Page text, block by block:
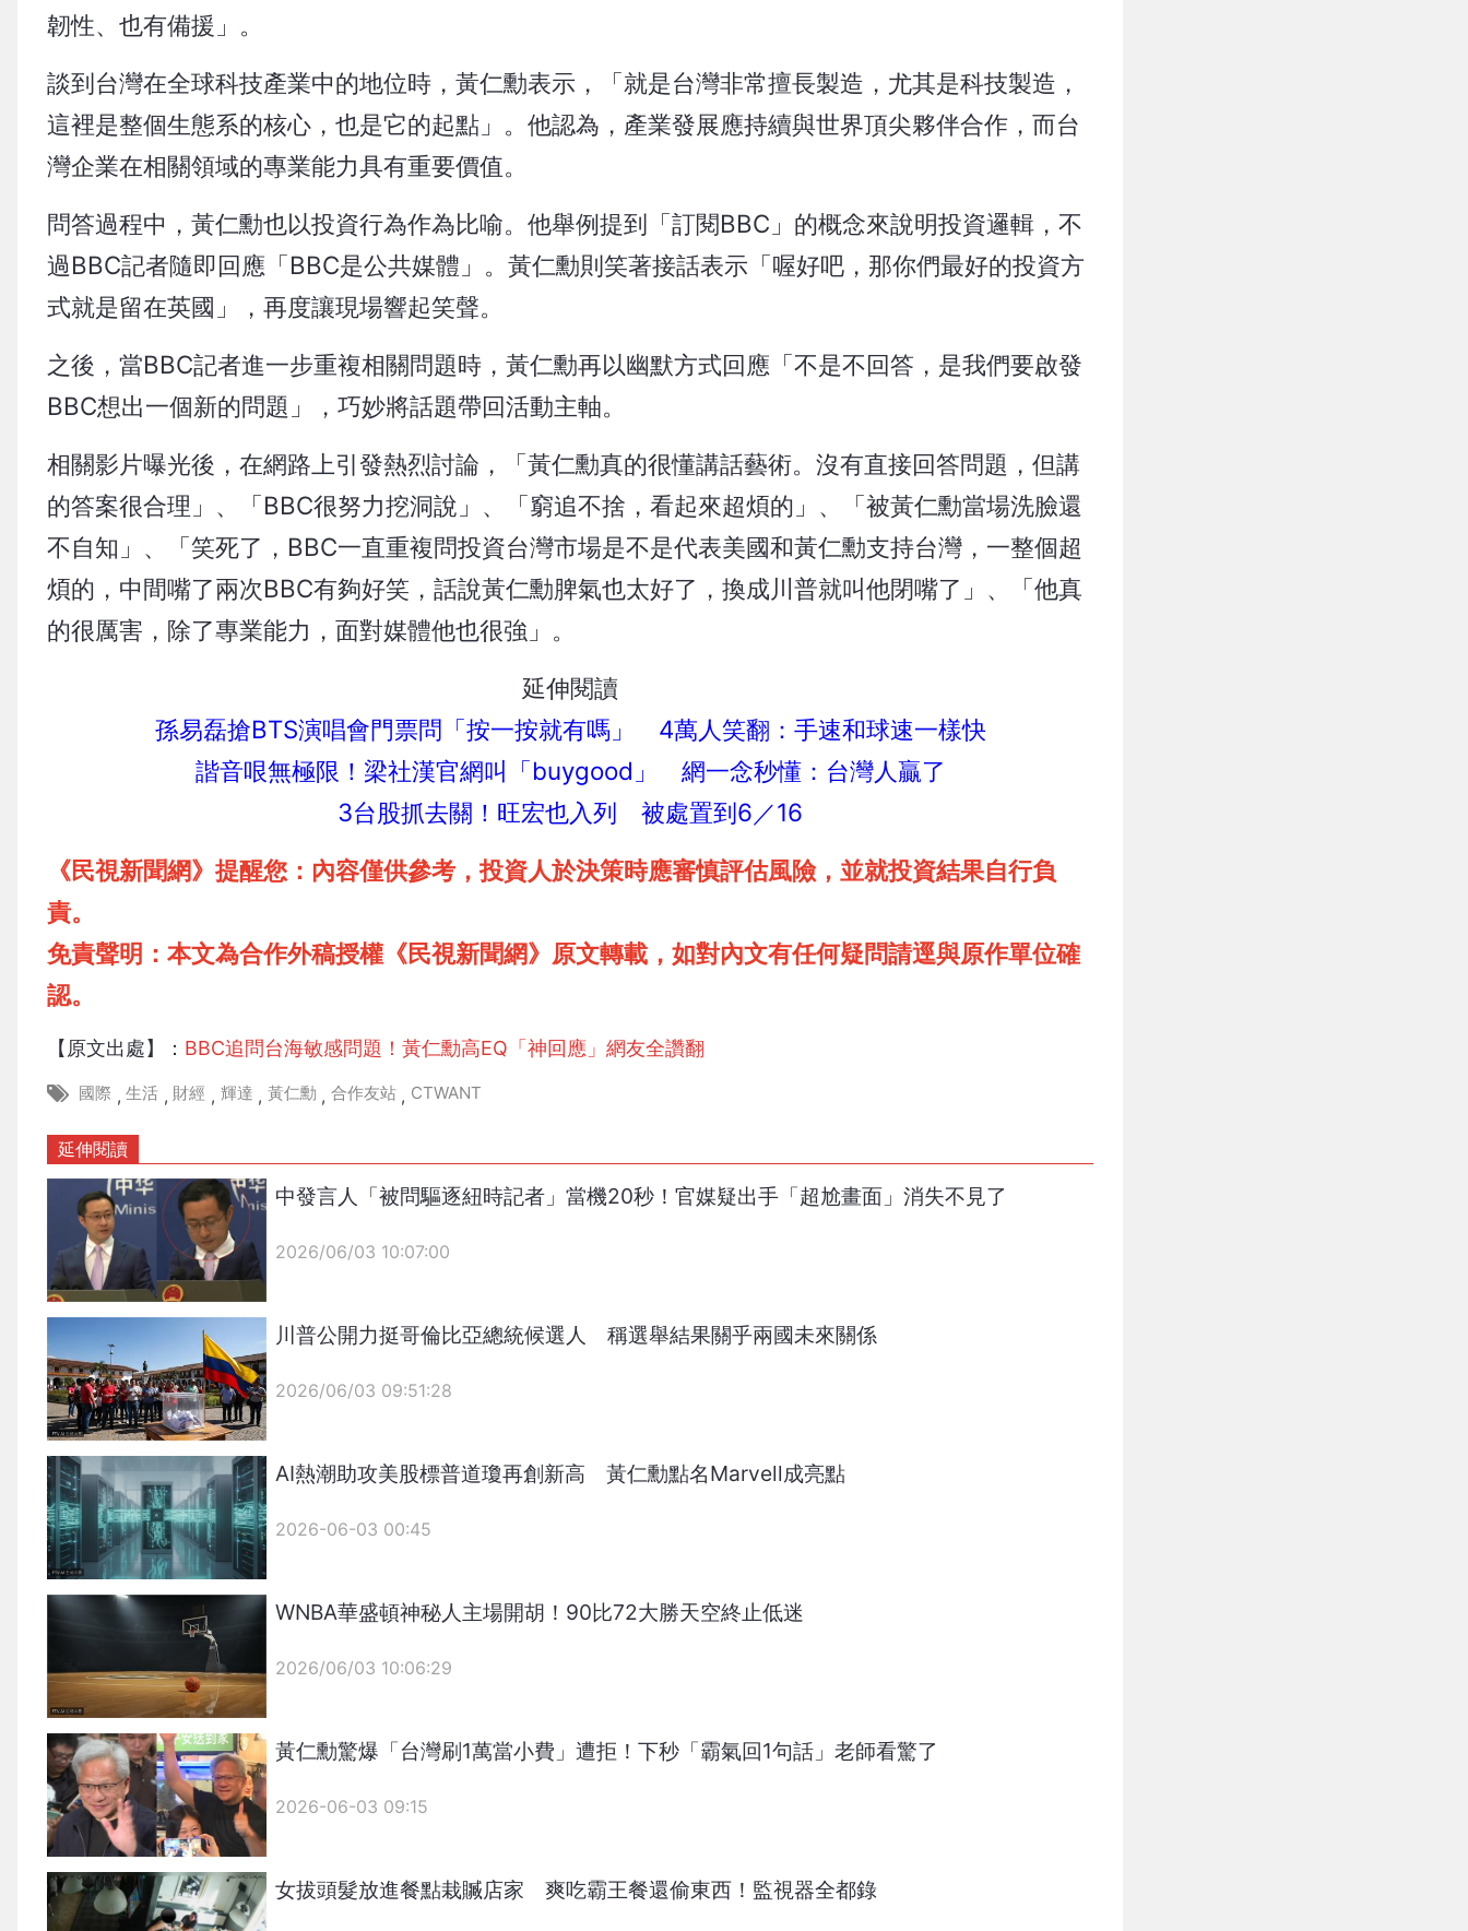
韌性、也有備援」。
談到台灣在全球科技產業中的地位時，黃仁勳表示，「就是台灣非常擅長製造，尤其是科技製造，
這裡是整個生態系的核心，也是它的起點」。他認為，產業發展應持續與世界頂尖夥伴合作，而台
灣企業在相關領域的專業能力具有重要價值。
問答過程中，黃仁勳也以投資行為作為比喻。他舉例提到「訂閱BBC」的概念來說明投資邏輯，不
過BBC記者隨即回應「BBC是公共媒體」。黃仁勳則笑著接話表示「喔好吧，那你們最好的投資方
式就是留在英國」，再度讓現場響起笑聲。
之後，當BBC記者進一步重複相關問題時，黃仁勳再以幽默方式回應「不是不回答，是我們要啟發
BBC想出一個新的問題」，巧妙將話題帶回活動主軸。
相關影片曝光後，在網路上引發熱烈討論，「黃仁勳真的很懂講話藝術。沒有直接回答問題，但講
的答案很合理」、「BBC很努力挖洞說」、「窮追不捨，看起來超煩的」、「被黃仁勳當場洗臉還
不自知」、「笑死了，BBC一直重複問投資台灣市場是不是代表美國和黃仁勳支持台灣，一整個超
煩的，中間嘴了兩次BBC有夠好笑，話說黃仁勳脾氣也太好了，換成川普就叫他閉嘴了」、「他真
的很厲害，除了專業能力，面對媒體他也很強」。
延伸閱讀
孫易磊搶BTS演唱會門票問「按一按就有嗎」 4萬人笑翻：手速和球速一樣快
諧音哏無極限！梁社漢官網叫「buygood」 網一念秒懂：台灣人贏了
3台股抓去關！旺宏也入列 被處置到6／16
《民視新聞網》提醒您：內容僅供參考，投資人於決策時應審慎評估風險，並就投資結果自行負
責。
免責聲明：本文為合作外稿授權《民視新聞網》原文轉載，如對內文有任何疑問請逕與原作單位確
認。
【原文出處】： BBC追問台海敏感問題！黃仁勳高EQ「神回應」網友全讚翻
國際 , 生活 , 財經 , 輝達 , 黃仁勳 , 合作友站 , CTWANT
延伸閱讀
{PLAYICON}
中發言人「被問驅逐紐時記者」當機20秒！官媒疑出手「超尬畫面」消失不見了
2026/06/03 10:07:00
{PLAYICON}
川普公開力挺哥倫比亞總統候選人 稱選舉結果關乎兩國未來關係
2026/06/03 09:51:28
AI熱潮助攻美股標普道瓊再創新高 黃仁勳點名Marvell成亮點
2026-06-03 00:45
{PLAYICON}
WNBA華盛頓神秘人主場開胡！90比72大勝天空終止低迷
2026/06/03 10:06:29
黃仁勳驚爆「台灣刷1萬當小費」遭拒！下秒「霸氣回1句話」老師看驚了
2026-06-03 09:15
女拔頭髮放進餐點栽贓店家 爽吃霸王餐還偷東西！監視器全都錄